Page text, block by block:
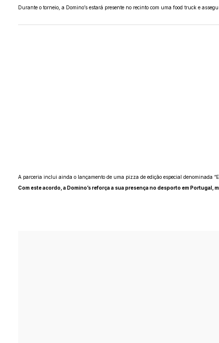
Durante o torneio, a Domino’s estará presente no recinto com uma food truck e
A parceria inclui ainda o lançamento de uma pizza de edição especial denominada
Com este acordo, a Domino’s reforça a sua presença no desporto em